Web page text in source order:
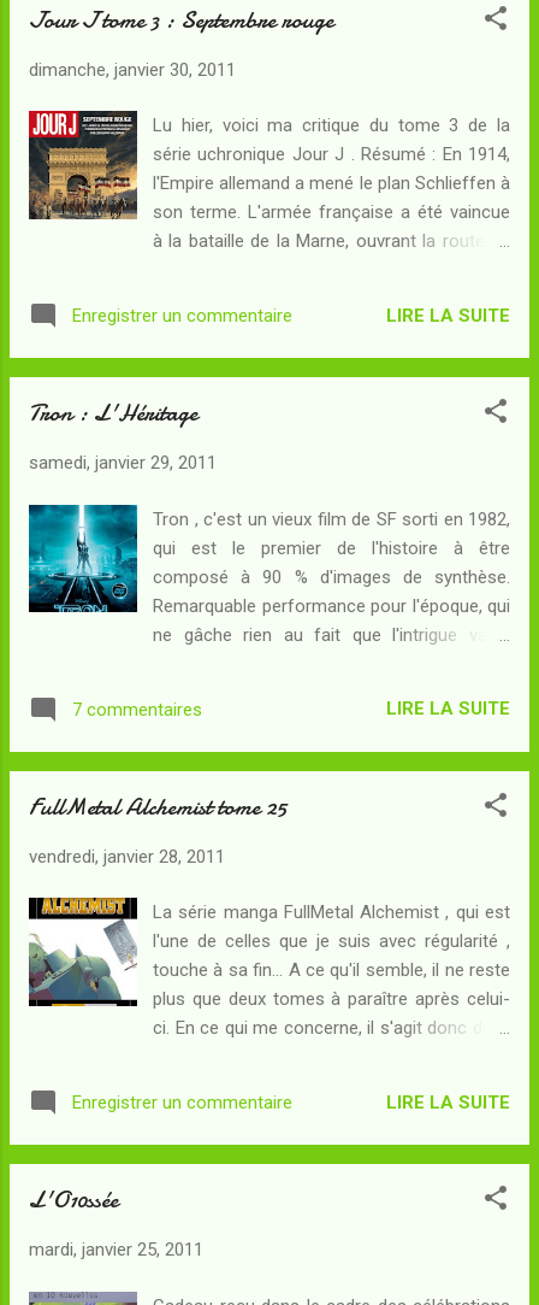
partir de cette peinture à trois teintes
tableau assez plaisant de l'âme humaine.
pour la côte bretonne. Dans la ville d'Ys, le
professeur de lettres grecques Nervèze a
été assassiné. Raffinement dans le crime,
son meurtrier a choisi de frapper lors d'une
représentation théâtrale où l'universitaire
de ciguë... Le verre de soupe instantanée qui
Jour J tome 3 : Septembre rouge
dimanche, janvier 30, 2011
Lu hier, voici ma critique du tome 3 de la
série uchronique Jour J . Résumé : En 1914,
l'Empire allemand a mené le plan Schlieffen à
son terme. L'armée française a été vaincue
à la bataille de la Marne, ouvrant la route de
corps expéditionnaire britannique. Lequel a
réembarqué vers les côtes anglaises tandis
capitulation. La France était vaincue par
quarante ans. Mais dans le Sud, Clémenceau
Embarquant des hommes de confiance et
emmenant avec lui une partie de la flotte
française, il franchit la Méditerranée pour
continuer le combat depuis l'Afrique du
Nord... En 1917, la situation va mal pour la
prête à la reconquête du territoire national
Enregistrer un commentaire LIRE LA SUITE
Tron : L'Héritage
samedi, janvier 29, 2011
Tron , c'est un vieux film de SF sorti en 1982,
qui est le premier de l'histoire à être
composé à 90 % d'images de synthèse.
Remarquable performance pour l'époque, qui
ne gâche rien au fait que l'intrigue valait
des bornes d'arcade, dont il a été dépossédé
par Dilinger, le concepteur d'un jeu d'échecs
Principal), une intelligence artificielle
l'infrastructure informatique mondiale. Le
Dilinger : Flynn décide alors de le pirater, aidé
par Tron, le programme d'un concepteur ami.
Percevant Flynn comme une menace, le
MCP utilise un laser de téléportation
expérimental pour le catapulter sur la grille, le
afin de pouvoir l'éliminer à sa guise... Flynn
7 commentaires LIRE LA SUITE
FullMetal Alchemist tome 25
vendredi, janvier 28, 2011
La série manga FullMetal Alchemist , qui est
l'une de celles que je suis avec régularité ,
touche à sa fin... A ce qu'il semble, il ne reste
plus que deux tomes à paraître après celui-
ci. En ce qui me concerne, il s'agit donc de la
City. Le Président King Bradley, qui n'est autre
que l'homonculus Wrath, a désorganisé les
grave blessure et, en face de lui, le prince
pouvoirs de l'homonculus Greed, est
Enregistrer un commentaire LIRE LA SUITE
L'O10ssée
mardi, janvier 25, 2011